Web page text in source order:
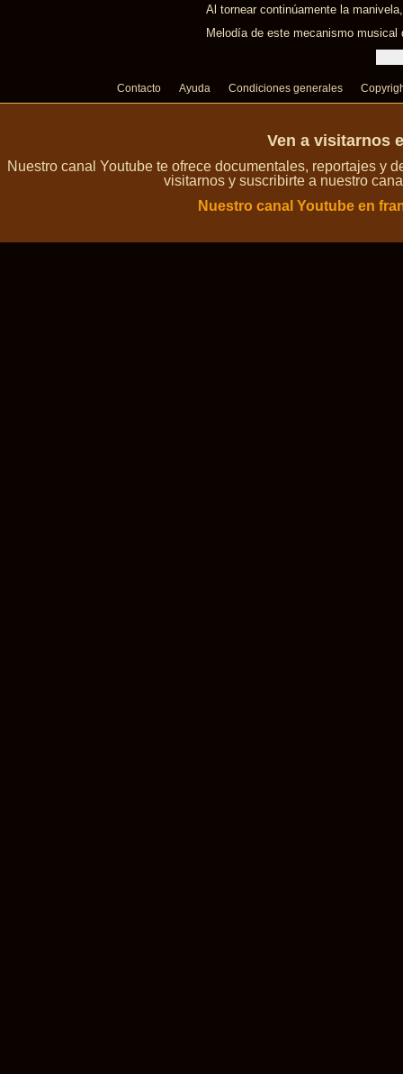
Al tornear continúamente la
Melodía de este mecanismo
Contacto Ayuda Condiciones generales
Ven a visitarnos
Nuestro canal Youtube te ofrece documentales, reportajes y
visitarnos y suscribirte a nuestro
Nuestro canal Youtube en